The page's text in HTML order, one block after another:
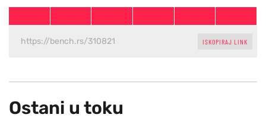
ISKOPIRAJ LINK
Ostani u toku